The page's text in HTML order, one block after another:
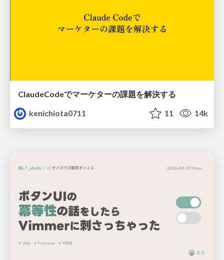
ClaudeCodeでマーケターの課題を解決する
kenichiota0711
11 14k